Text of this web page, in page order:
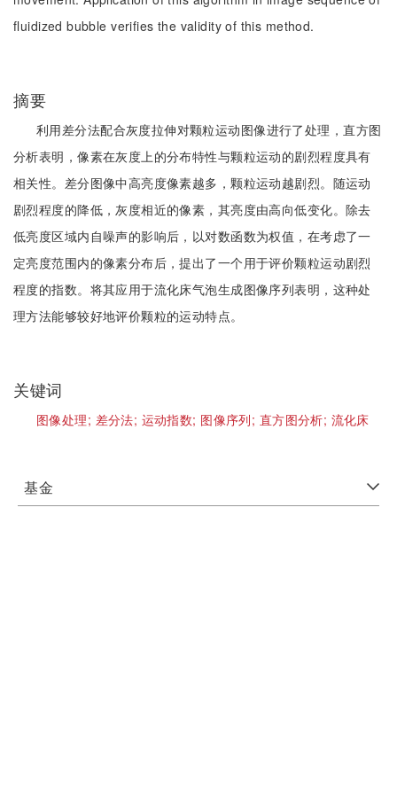
fluidized bubble verifies the validity of this method.
摘要
利用差分法配合灰度拉伸对颗粒运动图像进行了处理，直方图
分析表明，像素在灰度上的分布特性与颗粒运动的剧烈程度具有
相关性。差分图像中高亮度像素越多，颗粒运动越剧烈。随运动
剧烈程度的降低，灰度相近的像素，其亮度由高向低变化。除去
低亮度区域内自噪声的影响后，以对数函数为权值，在考虑了一
定亮度范围内的像素分布后，提出了一个用于评价颗粒运动剧烈
程度的指数。将其应用于流化床气泡生成图像序列表明，这种处
理方法能够较好地评价颗粒的运动特点。
关键词
图像处理; 差分法; 运动指数; 图像序列; 直方图分析; 流化床
基金